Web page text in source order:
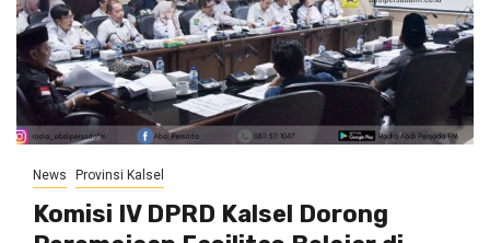
News Provinsi Kalsel
Komisi IV DPRD Kalsel Dorong